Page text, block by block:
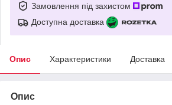
Замовлення під захистом
Доступна доставка
Опис Характеристики Доставка
Опис